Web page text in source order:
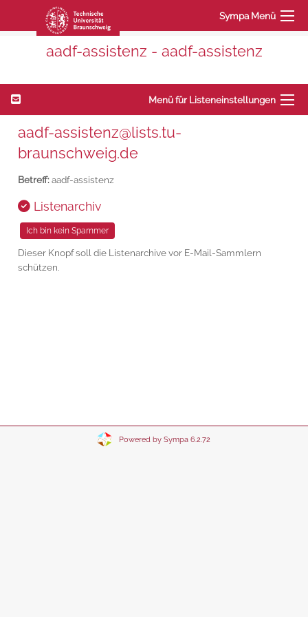
Sympa Menü
aadf-assistenz - aadf-assistenz
Menü für Listeneinstellungen
aadf-assistenz@lists.tu-
braunschweig.de
Betreff:aadf-assistenz
Listenarchiv
Dieser Knopf soll die Listenarchive vor E-Mail-Sammlern
schützen.
Powered by Sympa 6.2.72